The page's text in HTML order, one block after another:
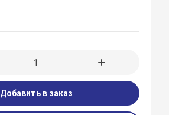
Добавить в заказ